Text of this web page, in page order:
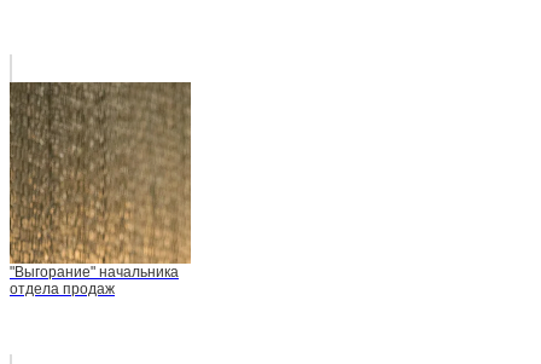
"Выгорание" начальника
отдела продаж